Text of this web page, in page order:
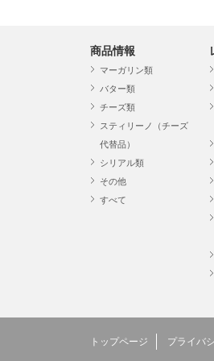
商品情報
マーガリン類
バター類
チーズ類
スティリーノ（チーズ
代替品）
シリアル類
その他
すべて
トップページ プライバ